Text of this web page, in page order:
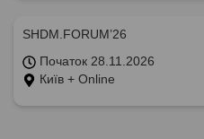
SHDM.FORUM’26
Початок 28.11.2026
Київ + Online